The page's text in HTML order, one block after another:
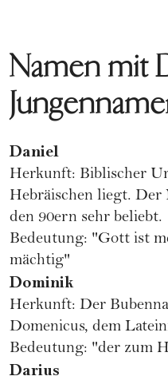
Namen mit
Daniel
Herkunft: Biblischer
Hebräischen liegt. Der
den 90ern sehr beliebt.
Bedeutung: "Gott ist
mächtig"
Dominik
Herkunft: Der
Domenicus, dem
Bedeutung: "der zum
Darius